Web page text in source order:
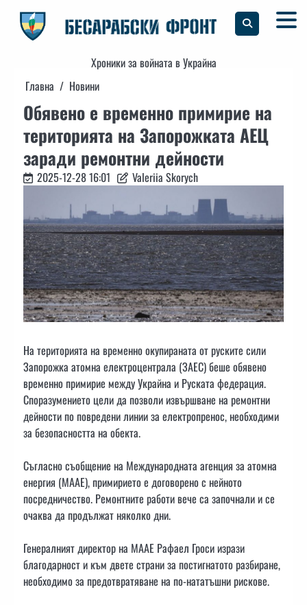
content
Хроники за войната в Украйна
Главна
Новини
Обявено е временно примирие на
територията на Запорожката АЕЦ
заради ремонтни дейности
2025-12-28 16:01 Valeriia Skorych
На територията на временно окупираната от руските сили
Запорожка атомна електроцентрала (ЗАЕС) беше обявено
временно примирие между Украйна и Руската федерация.
Споразумението цели да позволи извършване на ремонтни
дейности по повредени линии за електропренос, необходими
за безопасността на обекта.
Съгласно съобщение на Международната агенция за атомна
енергия (МААЕ), примирието е договорено с нейното
посредничество. Ремонтните работи вече са започнали и се
очаква да продължат няколко дни.
Генералният директор на МААЕ Рафаел Гроси изрази
благодарност и към двете страни за постигнатото разбиране,
необходимо за предотвратяване на по-нататъшни рискове.